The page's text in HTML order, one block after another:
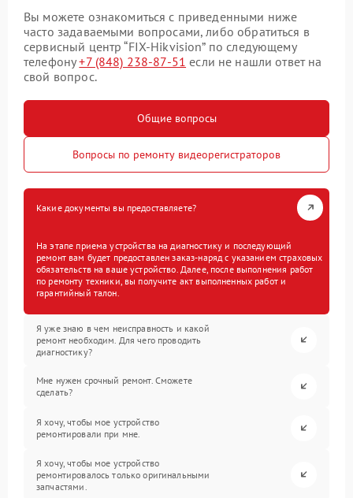
Вы можете ознакомиться с приведенными ниже
часто задаваемыми вопросами, либо обратиться в
сервисный центр “FIX-Hikvision” по следующему
телефону+7 (848) 238-87-51 если не нашли ответ на
свой вопрос.
Общие вопросы
Вопросы по ремонту видеорегистраторов
Какие документы вы предоставляете?
На этапе приема устройства на диагностику и последующий
ремонт вам будет предоставлен заказ-наряд с указанием страховых
обязательств на ваше устройство. Далее, после выполнения работ
по ремонту техники, вы получите акт выполненных работ и
гарантийный талон.
Я уже знаю в чем неисправность и какой
ремонт необходим. Для чего проводить
диагностику?
Мне нужен срочный ремонт. Сможете
сделать?
Я хочу, чтобы мое устройство
ремонтировали при мне.
Я хочу, чтобы мое устройство
ремонтировалось только оригинальными
запчастями.